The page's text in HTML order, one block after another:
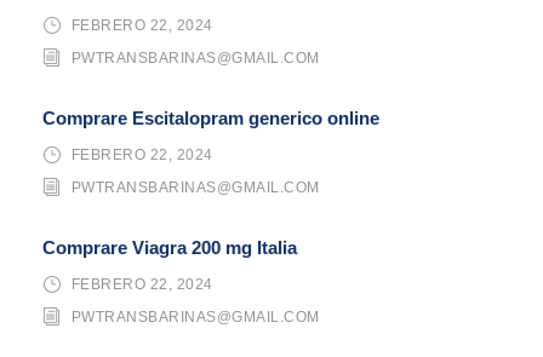
FEBRERO 22, 2024
PWTRANSBARINAS@GMAIL.COM
Comprare Escitalopram generico online
FEBRERO 22, 2024
PWTRANSBARINAS@GMAIL.COM
Comprare Viagra 200 mg Italia
FEBRERO 22, 2024
PWTRANSBARINAS@GMAIL.COM